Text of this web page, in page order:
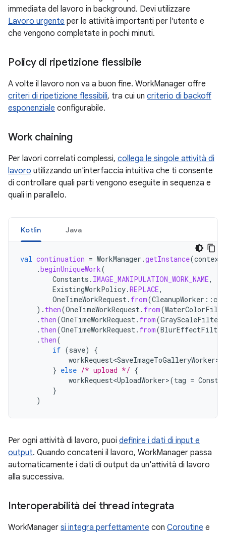
immediata del lavoro in background. Devi utilizzare
Lavoro urgente per le attività importanti per l'utente e
che vengono completate in pochi minuti.
Policy di ripetizione flessibile
A volte il lavoro non va a buon fine. WorkManager offre
criteri di ripetizione flessibili, tra cui un criterio di backoff
esponenziale configurabile.
Work chaining
Per lavori correlati complessi, collega le singole attività di
lavoro utilizzando un'interfaccia intuitiva che ti consente
di controllare quali parti vengono eseguite in sequenza e
quali in parallelo.
Kotlin Java
val continuation = WorkManager .getInstance(context
.beginUniqueWork(
Constants . IMAGE_MANIPULATION_WORK_NAME,
ExistingWorkPolicy.REPLACE,
OneTimeWorkRequest. from(CleanupWorker ::
). then(OneTimeWorkRequest. from(
. then(OneTimeWorkRequest. from(
. then(OneTimeWorkRequest. from(
. then(
if (save)
{
workRequest<SaveImageToGalleryWorker>
} else /* upload */ {
workRequest<UploadWorker>(tag =
}
)
Per ogni attività di lavoro, puoi definire i dati di input e
output. Quando concateni il lavoro, WorkManager passa
automaticamente i dati di output da un'attività di lavoro
alla successiva.
Interoperabilità dei thread integrata
WorkManager si integra perfettamente con Coroutine e